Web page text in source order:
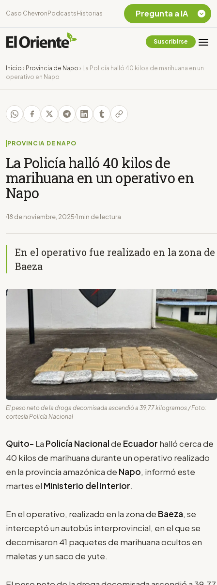
Caso Chevron Podcasts Historias
Suscribirse
Inicio › Provincia de Napo ›
La Policía halló 40 kilos de marihuana en un
operativo en Napo
PROVINCIA DE NAPO
La Policía halló 40 kilos de
marihuana en un operativo en
Napo
18 de noviembre, 2025 1 min de lectura
En el operativo fue realizado en la zona de
Baeza
El peso neto de la droga decomisada ascendió a 39,77 kilogramos / Foto:
cortesía Policía Nacional
Quito- La Policía Nacionalde Ecuador halló cerca de
40 kilos de marihuana durante un operativo realizado
en la provincia amazónica de Napo, informó este
martes el Ministerio del Interior.
En el operativo, realizado en la zona de Baeza, se
interceptó un autobús interprovincial, en el que se
decomisaron 41 paquetes de marihuana ocultos en
maletas y un saco de yute.
Pregunta a IA
Chevron Ecuador